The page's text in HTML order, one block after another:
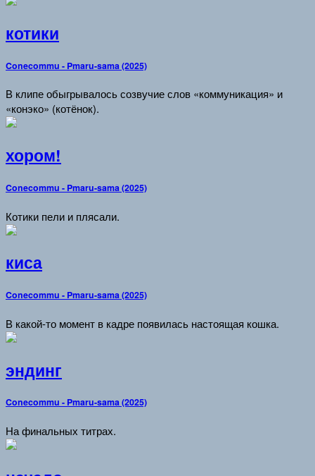
котики
Conecommu - Pmaru-sama (2025)
В клипе обыгрывалось созвучие слов «коммуникация» и
«конэко» (котёнок).
хором!
Conecommu - Pmaru-sama (2025)
Котики пели и плясали.
киса
Conecommu - Pmaru-sama (2025)
В какой-то момент в кадре появилась настоящая кошка.
эндинг
Conecommu - Pmaru-sama (2025)
На финальных титрах.